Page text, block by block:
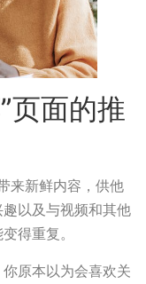
页面的推
来新鲜内容，供他
以及与视频和其他
得重复。
原本以为会喜欢关